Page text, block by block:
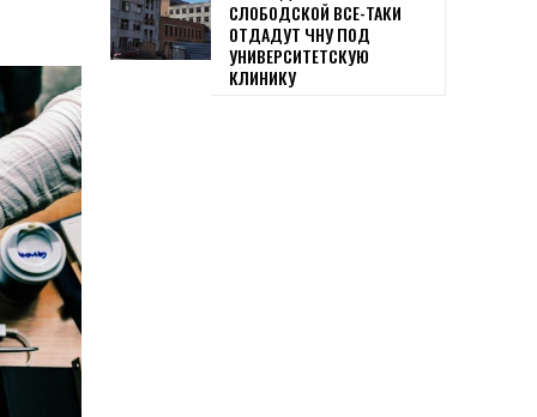
СЛОБОДСКОЙ ВСЕ-ТАКИ
ОТДАДУТ ЧНУ ПОД
УНИВЕРСИТЕТСКУЮ
КЛИНИКУ